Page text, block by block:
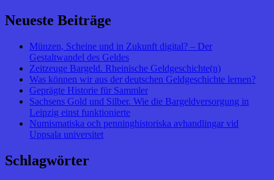
Neueste Beiträge
Münzen, Scheine und in Zukunft digital? – Der
Gestaltwandel des Geldes
Zeitzeuge Bargeld. Rheinische Geldgeschichte(n)
Was können wir aus der deutschen Geldgeschichte lernen?
Geprägte Historie für Sammler
Sachsens Gold und Silber. Wie die Bargeldversorgung in
Leipzig einst funktionierte
Numismatiska och penninghistoriska avhandlingar vid
Uppsala universitet
Schlagwörter